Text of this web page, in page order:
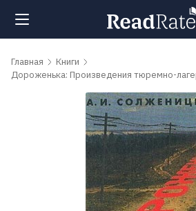
Поиск
Главная
Книги
Дороженька: Произведения тюремно-